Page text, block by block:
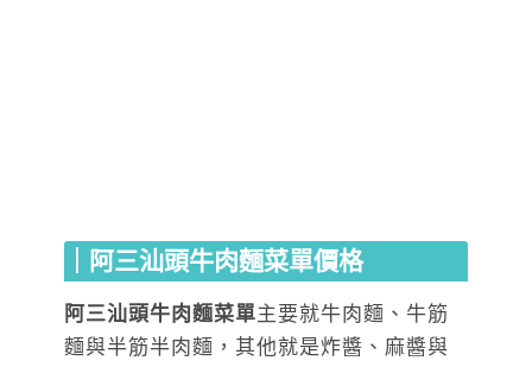
｜阿三汕頭牛肉麵菜單價格
阿三汕頭牛肉麵菜單主要就牛肉麵、牛筋
麵與半筋半肉麵，其他就是炸醬、麻醬與